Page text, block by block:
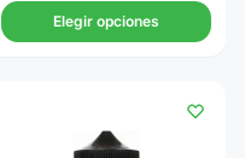
Elegir opciones